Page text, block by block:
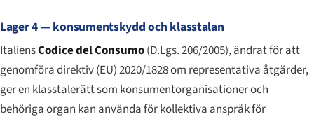
Lager 4 — konsumentskydd och klasstalan
ItaliensCodice del Consumo(D.Lgs. 206/2005), ändrat för att
genomföra direktiv (EU) 2020/1828 om representativa åtgärder,
ger en klasstalerätt som konsumentorganisationer och
behöriga organ kan använda för kollektiva anspråk för